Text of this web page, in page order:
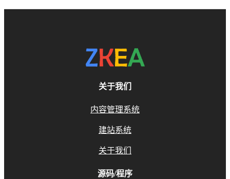
关于我们
内容管理系统
建站系统
关于我们
源码/程序